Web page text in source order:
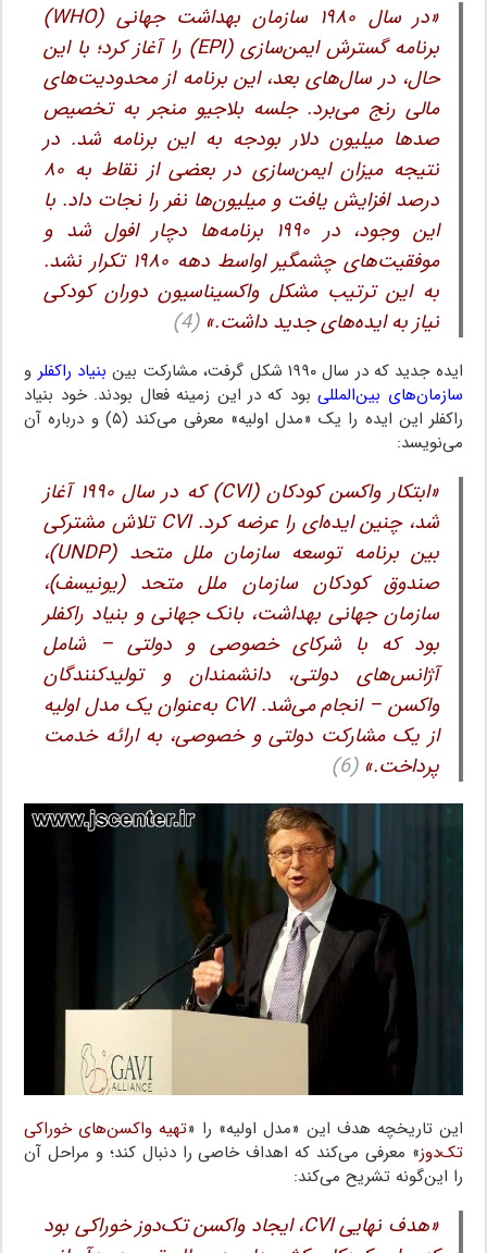
«در سال ۱۹۸۰ سازمان بهداشت جهانی (WHO)
برنامه گسترش ایمن‌سازی (EPI) را آغاز کرد؛ با این
حال، در سال‌های بعد، این برنامه از محدودیت‌های
مالی رنج می‌برد. جلسه بلاجیو منجر به تخصیص
صدها میلیون دلار بودجه به این برنامه شد. در
نتیجه میزان ایمن‌سازی در بعضی از نقاط به ۸۰
درصد افزایش یافت و میلیون‌ها نفر را نجات داد. با
این وجود، در ۱۹۹۰ برنامه‌ها دچار افول شد و
موفقیت‌های چشمگیر اواسط دهه ۱۹۸۰ تکرار نشد.
به این ترتیب مشکل واکسیناسیون دوران کودکی
نیاز به ایده‌های جدید داشت.» (4)
ایده جدید که در سال ۱۹۹۰ شکل گرفت، مشارکت بین بنیاد راکفلر و
سازمان‌های بین‌المللیبود که در این زمینه فعال بودند. خود بنیاد
راکفلر این ایده را یک «مدل اولیه» معرفی می‌کند (۵) و درباره آن
می‌نویسد:
«ابتکار واکسن کودکان (CVI) که در سال ۱۹۹۰ آغاز
شد، چنین ایده‌ای را عرضه کرد. CVI تلاش مشترکی
بین برنامه توسعه سازمان ملل متحد (UNDP)،
صندوق کودکان سازمان ملل متحد (یونیسف)،
سازمان جهانی بهداشت، بانک جهانی و بنیاد راکفلر
بود که با شرکای خصوصی و دولتی – شامل
آژانس‌های دولتی، دانشمندان و تولیدکنندگان
واکسن – انجام می‌شد. CVI به‌عنوان یک مدل اولیه
از یک مشارکت دولتی و خصوصی، به ارائه خدمت
پرداخت.» (6)
این تاریخچه هدف این «مدل اولیه» را «تهیه واکسن‌های خوراکی
تک‌دوز» معرفی می‌کند که اهداف خاصی را دنبال کند؛ و مراحل آن
را این‌گونه تشریح می‌کند:
«هدف نهایی CVI، ایجاد واکسن تک‌دوز خوراکی بود